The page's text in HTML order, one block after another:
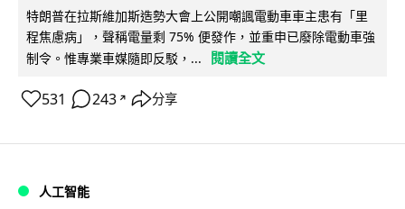
特朗普在拉斯維加斯造勢大會上公開嘲諷電動車車主患有「里
程焦慮病」，聲稱電量剩 75% 便發作，並重申已廢除電動車強
制令。惟專業車媒隨即反駁，...
閱讀全文
531 243 ↗ 分享
人工智能